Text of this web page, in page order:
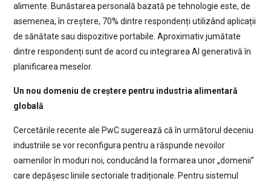
alimente. Bunăstarea personală bazată pe tehnologie este, de
asemenea, în creștere, 70% dintre respondenți utilizând aplicații
de sănătate sau dispozitive portabile. Aproximativ jumătate
dintre respondenți sunt de acord cu integrarea AI generativă în
planificarea meselor.
Un nou domeniu de creștere pentru industria alimentară
globală
Cercetările recente ale PwC sugerează că în următorul deceniu
industriile se vor reconfigura pentru a răspunde nevoilor
oamenilor în moduri noi, conducând la formarea unor „domenii”
care depășesc liniile sectoriale tradiționale. Pentru sistemul